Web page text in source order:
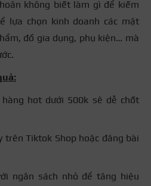
không biết làm gì để kiếm
lựa chọn kinh doanh các mặt
đồ gia dụng, phụ kiện… mà
hot dưới 500k sẽ dễ chốt
trên Tiktok Shop hoặc đăng bài
ngân sách nhỏ để tăng hiệu